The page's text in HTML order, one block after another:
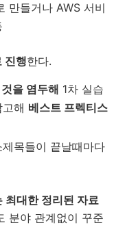
만들거나 AWS 서비
진행한다.
을 염두해 1차 실습
해 베스트 프렉티스
목들이 끝날때마다
최대한 정리된 자료
분야 관계없이 꾸준